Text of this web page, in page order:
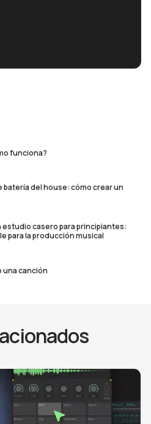
funciona?
batería del house: cómo crear un
casero para principiantes:
para la producción musical
una canción